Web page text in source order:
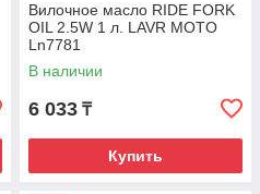
Вилочное масло RIDE FORK
OIL 2.5W 1 л. LAVR MOTO
Ln7781
В наличии
6 033 ₸
Купить